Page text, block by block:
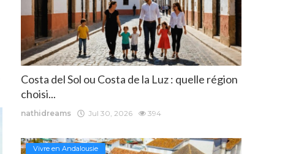
Costa del Sol ou Costa de la Luz : quelle région
choisi...
nathidreams Jul 30, 2026 394
Vivre en Andalousie